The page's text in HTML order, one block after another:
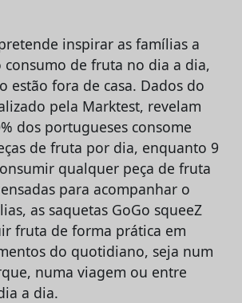
inspirar as famílias a
consumo de fruta no dia a dia,
estão fora de casa. Dados do
pela Marktest, revelam
dos portugueses consome
de fruta por dia, enquanto 9
qualquer peça de fruta
para acompanhar o
as saquetas GoGo squeeZ
fruta de forma prática em
do quotidiano, seja num
numa viagem ou entre
a dia.